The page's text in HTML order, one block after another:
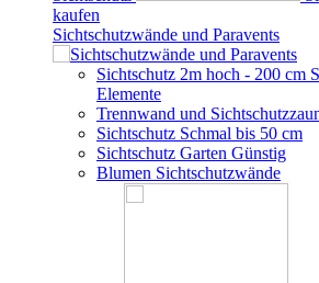
kaufen
Sichtschutzwände und Paravents
Sichtschutz 2m hoch - 200 cm
Elemente
Trennwand und
Sichtschutz Schmal bis 50 cm
Sichtschutz Garten Günstig
Blumen Sichtschutzwände